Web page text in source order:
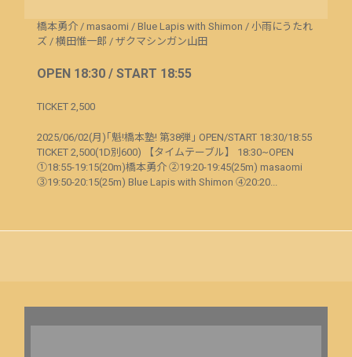
橋本勇介 / masaomi / Blue Lapis with Shimon / 小雨にうたれ
ズ / 横田惟一郎 / ザクマシンガン山田
OPEN 18:30 / START 18:55
TICKET 2,500
2025/06/02(月)｢魁!橋本塾! 第38弾｣ OPEN/START 18:30/18:55
TICKET 2,500(1D別600) 【タイムテーブル】 18:30~OPEN
①18:55-19:15(20m)橋本勇介 ②19:20-19:45(25m) masaomi
③19:50-20:15(25m) Blue Lapis with Shimon ④20:20...